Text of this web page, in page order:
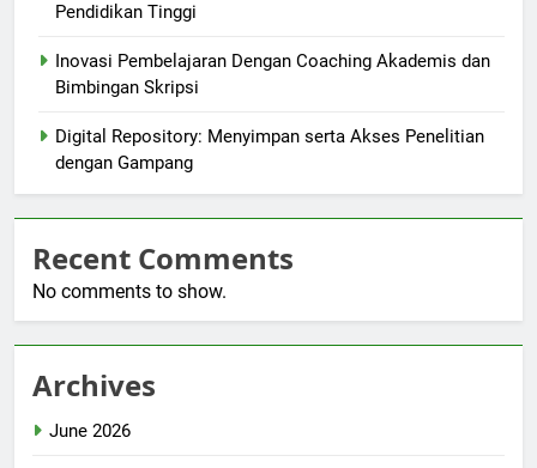
Pendidikan Tinggi
Inovasi Pembelajaran Dengan Coaching Akademis dan
Bimbingan Skripsi
Digital Repository: Menyimpan serta Akses Penelitian
dengan Gampang
Recent Comments
No comments to show.
Archives
June 2026